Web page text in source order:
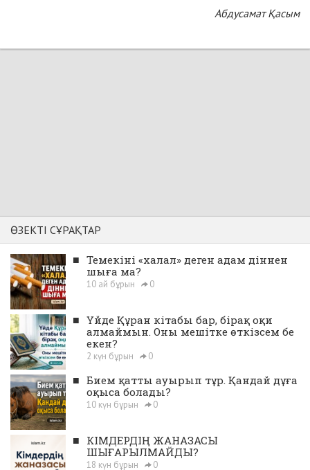
Абдусамат Қасым
ӨЗЕКТІ СҰРАҚТАР
■ Темекіні «халал» деген адам діннен
шыға ма?
10 ай бұрын 0
■ Үйде Құран кітабы бар, бірақ оқи
алмаймын. Оны мешітке өткізсем бе
екен?
2 күн бұрын 0
■ Бием қатты ауырып тұр. Қандай дұға
оқыса болады?
10 күн бұрын 0
■ КІМДЕРДІҢ ЖАНАЗАСЫ
ШЫҒАРЫЛМАЙДЫ?
18 күн бұрын 0